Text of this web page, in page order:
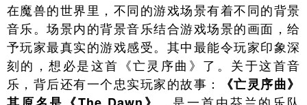
在魔兽的世界里，不同的游戏场景有着不同的背景
音乐。场景内的背景音乐结合游戏场景的画面，给
予玩家最真实的游戏感受。其中最能令玩家印象深
刻的，想必是这首《亡灵序曲》了。关于这首音
乐，背后还有一个忠实玩家的故事：
《亡灵序曲》